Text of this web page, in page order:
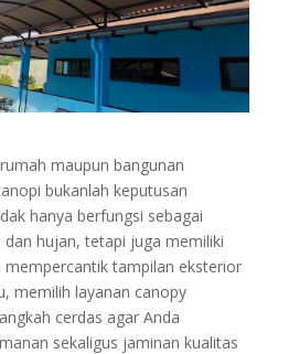
maupun bangunan
bukanlah keputusan
hanya berfungsi sebagai
dan hujan, tetapi juga memiliki
tampilan eksterior
memilih layanan canopy
cerdas agar Anda
sekaligus jaminan kualitas